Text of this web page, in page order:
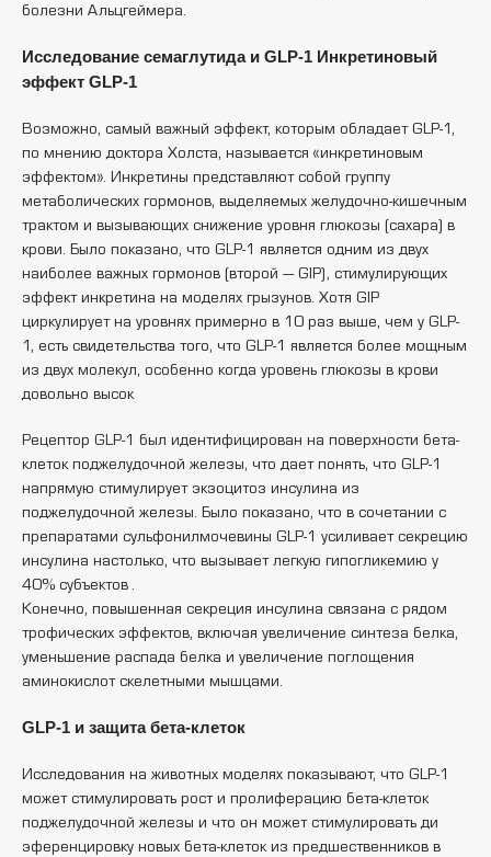
болезни Альцгеймера.
Исследование семаглутида и GLP-1 Инкретиновый
эффект GLP-1
Возможно, самый важный эффект, которым обладает GLP-1,
по мнению доктора Холста, называется «инкретиновым
эффектом». Инкретины представляют собой группу
метаболических гормонов, выделяемых желудочно-кишечным
трактом и вызывающих снижение уровня глюкозы (сахара) в
крови. Было показано, что GLP-1 является одним из двух
наиболее важных гормонов (второй — GIP), стимулирующих
эффект инкретина на моделях грызунов. Хотя GIP
циркулирует на уровнях примерно в 10 раз выше, чем у GLP-
1, есть свидетельства того, что GLP-1 является более мощным
из двух молекул, особенно когда уровень глюкозы в крови
довольно высок
Рецептор GLP-1 был идентифицирован на поверхности бета-
клеток поджелудочной железы, что дает понять, что GLP-1
напрямую стимулирует экзоцитоз инсулина из
поджелудочной железы. Было показано, что в сочетании с
препаратами сульфонилмочевины GLP-1 усиливает секрецию
инсулина настолько, что вызывает легкую гипогликемию у
40% субъектов .
Конечно, повышенная секреция инсулина связана с рядом
трофических эффектов, включая увеличение синтеза белка,
уменьшение распада белка и увеличение поглощения
аминокислот скелетными мышцами.
GLP-1 и защита бета-клеток
Исследования на животных моделях показывают, что GLP-1
может стимулировать рост и пролиферацию бета-клеток
поджелудочной железы и что он может стимулировать ди
эференцировку новых бета-клеток из предшественников в